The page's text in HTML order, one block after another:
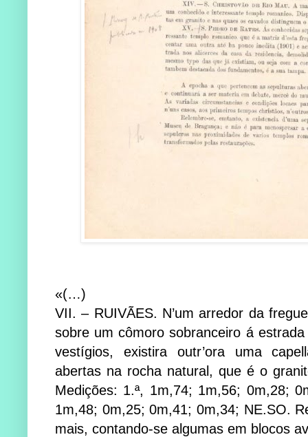
«(…)
VII. – RUIVÃES. N’um arredor da
sobre um cômoro sobranceiro á
vestígios, existira outr’ora uma
abertas na rocha natural, que é o
Medições: 1.ª, 1m,74; 1m,56; 0m,28;
1m,48; 0m,25; 0m,41; 0m,34; NE.SO.
mais, contando-se algumas em blocos